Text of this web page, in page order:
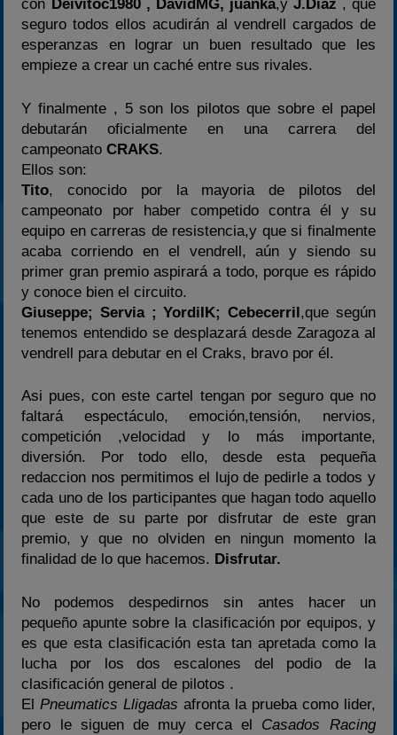
con Deivitoc1980 , DavidMG, juanka,y J.Diaz , que
seguro todos ellos acudirán al vendrell cargados de
esperanzas en lograr un buen resultado que les
empieze a crear un caché entre sus rivales.
Y finalmente , 5 son los pilotos que sobre el papel
debutarán oficialmente en una carrera del
campeonatoCRAKS.
Ellos son:
Tito, conocido por la mayoria de pilotos del
campeonato por haber competido contra él y su
equipo en carreras de resistencia,y que si finalmente
acaba corriendo en el vendrell, aún y siendo su
primer gran premio aspirará a todo, porque es rápido
y conoce bien el circuito.
Giuseppe; Servia ; YordiIK; Cebecerril,que según
tenemos entendido se desplazará desde Zaragoza al
vendrell para debutar en el Craks, bravo por él.
Asi pues, con este cartel tengan por seguro que no
faltará espectáculo, emoción,tensión, nervios,
competición ,velocidad y lo más importante,
diversión. Por todo ello, desde esta pequeña
redaccion nos permitimos el lujo de pedirle a todos y
cada uno de los participantes que hagan todo aquello
que este de su parte por disfrutar de este gran
premio, y que no olviden en ningun momento la
finalidad de lo que hacemos. Disfrutar.
No podemos despedirnos sin antes hacer un
pequeño apunte sobre la clasificación por equipos, y
es que esta clasificación esta tan apretada como la
lucha por los dos escalones del podio de la
clasificación general de pilotos .
ElPneumatics Lligadas afronta la prueba como lider,
pero le siguen de muy cerca el Casados Racing